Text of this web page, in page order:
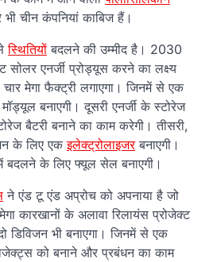
चीन कंपनियां काबिज हैं।
स्थितियों बदलने की उम्मीद है। 2030
सोलर एनर्जी प्रोड्यूस करने का लक्ष्य
चार मेगा फैक्ट्री लगाएगा। जिनमें से एक
बनाएगी। दूसरी एनर्जी के स्टोरेज
बैटरी बनाने का काम करेगी। तीसरी,
के लिए एकइलेक्ट्रोलाइजरबनाएगी।
में बदलने के लिए फ्यूल सेल बनाएगी।
ने एंड टू एंड अप्रोच को अपनाया है जो
कारखानों के अलावा रिलायंस प्रोजेक्ट
डिविजन भी बनाएगा। जिनमें से एक
को बनाने और प्रबंधन का काम